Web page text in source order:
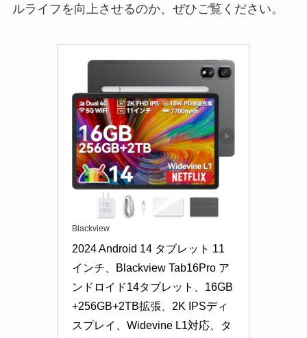
ルライフを向上させるのか、ぜひご覧ください。
Blackview
2024 Android 14 タブレット 11
インチ、Blackview Tab16Pro ア
ンドロイド14タブレット、16GB
+256GB+2TB拡張、2K IPSディ
スプレイ、Widevine L1対応、タ